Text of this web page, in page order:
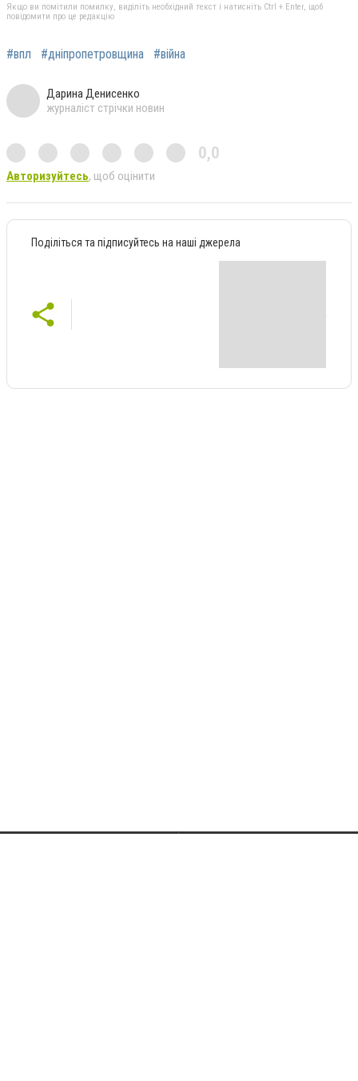
Якщо ви помітили помилку, виділіть необхідний текст і натисніть Ctrl + Enter, щоб
повідомити про це редакцію
#впл #дніпропетровщина #війна
Дарина Денисенко
журналіст стрічки новин
0,0
Авторизуйтесь, щоб оцінити
Поділіться та підписуйтесь на наші джерела